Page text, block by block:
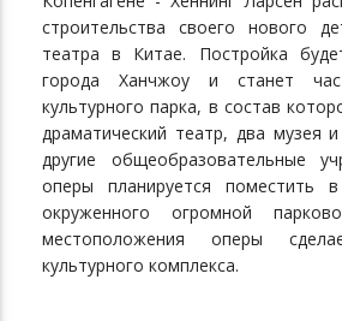
строительства своего нового
театра в Китае. Постройка
города Ханчжоу и станет
культурного парка, в состав
драматический театр, два музея
другие общеобразовательные
оперы планируется поместить
окруженного огромной
местоположения оперы
культурного комплекса.